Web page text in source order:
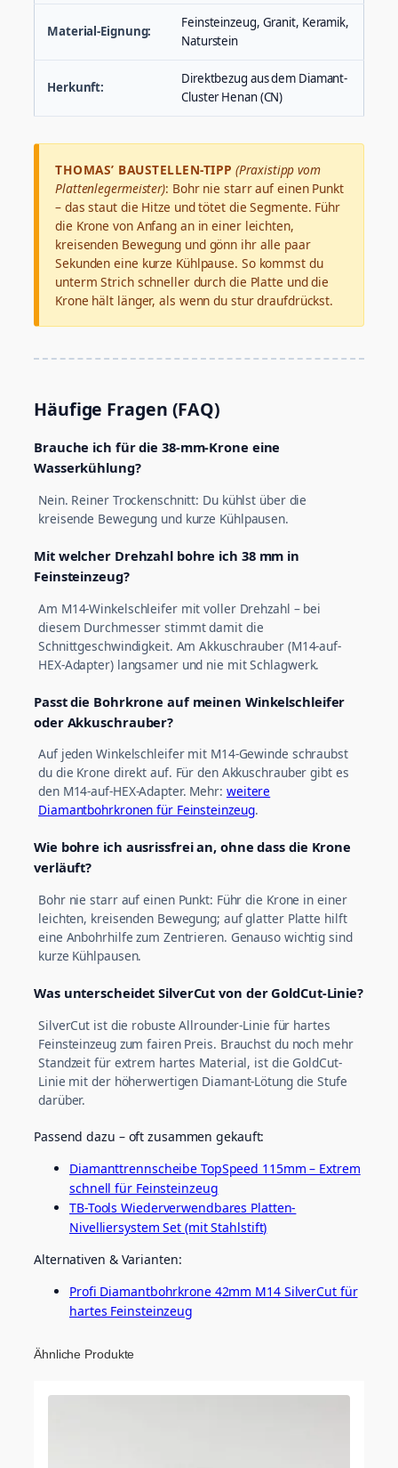
Material-Eignung:
Feinsteinzeug, Granit, Keramik,
Naturstein
Herkunft:
Direktbezug aus dem Diamant-
Cluster Henan (CN)
THOMAS’ BAUSTELLEN-TIPP (Praxistipp vom
Plattenlegermeister): Bohr nie starr auf einen Punkt
– das staut die Hitze und tötet die Segmente. Führ
die Krone von Anfang an in einer leichten,
kreisenden Bewegung und gönn ihr alle paar
Sekunden eine kurze Kühlpause. So kommst du
unterm Strich schneller durch die Platte und die
Krone hält länger, als wenn du stur draufdrückst.
Häufige Fragen (FAQ)
Brauche ich für die 38-mm-Krone eine
Wasserkühlung?
Nein. Reiner Trockenschnitt: Du kühlst über die
kreisende Bewegung und kurze Kühlpausen.
Mit welcher Drehzahl bohre ich 38 mm in
Feinsteinzeug?
Am M14-Winkelschleifer mit voller Drehzahl – bei
diesem Durchmesser stimmt damit die
Schnittgeschwindigkeit. Am Akkuschrauber (M14-auf-
HEX-Adapter) langsamer und nie mit Schlagwerk.
Passt die Bohrkrone auf meinen Winkelschleifer
oder Akkuschrauber?
Auf jeden Winkelschleifer mit M14-Gewinde schraubst
du die Krone direkt auf. Für den Akkuschrauber gibt es
den M14-auf-HEX-Adapter. Mehr: weitere
Diamantbohrkronen für Feinsteinzeug.
Wie bohre ich ausrissfrei an, ohne dass die Krone
verläuft?
Bohr nie starr auf einen Punkt: Führ die Krone in einer
leichten, kreisenden Bewegung; auf glatter Platte hilft
eine Anbohrhilfe zum Zentrieren. Genauso wichtig sind
kurze Kühlpausen.
Was unterscheidet SilverCut von der GoldCut-Linie?
SilverCut ist die robuste Allrounder-Linie für hartes
Feinsteinzeug zum fairen Preis. Brauchst du noch mehr
Standzeit für extrem hartes Material, ist die GoldCut-
Linie mit der höherwertigen Diamant-Lötung die Stufe
darüber.
Passend dazu – oft zusammen gekauft:
Diamanttrennscheibe TopSpeed 115mm – Extrem
schnell für Feinsteinzeug
TB-Tools Wiederverwendbares Platten-
Nivelliersystem Set (mit Stahlstift)
Alternativen & Varianten:
Profi Diamantbohrkrone 42mm M14 SilverCut für
hartes Feinsteinzeug
Ähnliche Produkte